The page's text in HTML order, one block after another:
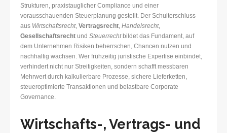
Strukturen, praxistauglicher Compliance und einer
vorausschauenden Steuerplanung gestellt. Der Schulterschluss
aus Wirtschaftsrecht, Vertragsrecht, Handelsrecht,
Gesellschaftsrecht und Steuerrechtbildet das Fundament, auf
dem Unternehmen Risiken beherrschen, Chancen nutzen und
nachhaltig wachsen. Wer frühzeitig juristische Expertise einbindet,
verhindert nicht nur Streitigkeiten, sondern schafft messbaren
Mehrwert durch kalkulierbare Prozesse, sichere Lieferketten,
steueroptimierte Transaktionen und belastbare Corporate
Governance.
Wirtschafts-, Vertrags- und